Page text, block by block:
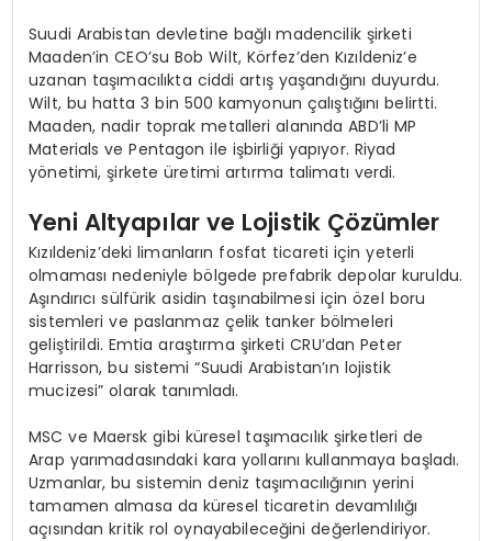
Suudi Arabistan devletine bağlı madencilik şirketi
Maaden’in CEO’su Bob Wilt, Körfez’den Kızıldeniz’e
uzanan taşımacılıkta ciddi artış yaşandığını duyurdu.
Wilt, bu hatta 3 bin 500 kamyonun çalıştığını belirtti.
Maaden, nadir toprak metalleri alanında ABD’li MP
Materials ve Pentagon ile işbirliği yapıyor. Riyad
yönetimi, şirkete üretimi artırma talimatı verdi.
Yeni Altyapılar ve Lojistik Çözümler
Kızıldeniz’deki limanların fosfat ticareti için yeterli
olmaması nedeniyle bölgede prefabrik depolar kuruldu.
Aşındırıcı sülfürik asidin taşınabilmesi için özel boru
sistemleri ve paslanmaz çelik tanker bölmeleri
geliştirildi. Emtia araştırma şirketi CRU’dan Peter
Harrisson, bu sistemi “Suudi Arabistan’ın lojistik
mucizesi” olarak tanımladı.
MSC ve Maersk gibi küresel taşımacılık şirketleri de
Arap yarımadasındaki kara yollarını kullanmaya başladı.
Uzmanlar, bu sistemin deniz taşımacılığının yerini
tamamen almasa da küresel ticaretin devamlılığı
açısından kritik rol oynayabileceğini değerlendiriyor.